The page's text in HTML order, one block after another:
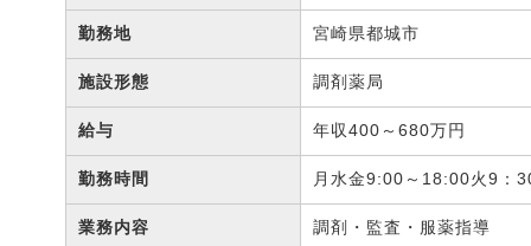
勤務地 宮崎県都城市
施設形態 調剤薬局
給与 年収400～680万円
勤務時間 月水金9:00～18:00火9：
業務内容 調剤・監査・服薬指導